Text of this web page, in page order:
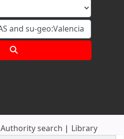
Authority search Library